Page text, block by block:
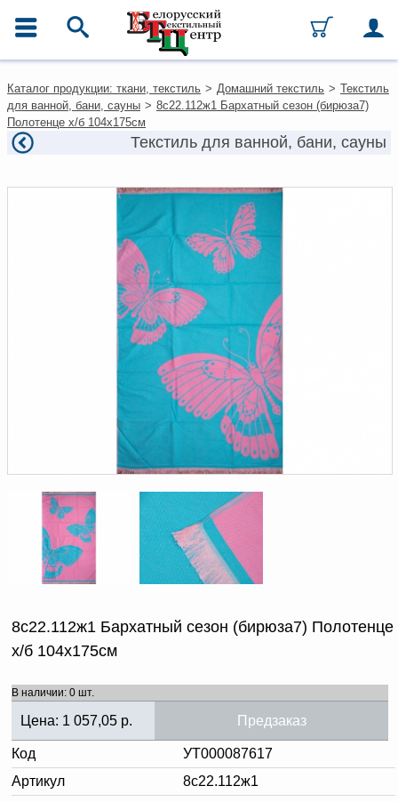
Каталог
Ткани
Домашний текстиль
Одежда
Текстиль для ресторанов и
Текстильная галантерея и
Условия работы
Оплата и доставка
Как оформить заказ
получение груза
Документы по работе с
персональными данными
Письмо руководителю
Вопросы и ответы
Новости | Статьи
Каталог продукции: ткани, текстиль > Домашний текстиль > Текстиль
для ванной, бани, сауны > 8с22.112ж1 Бархатный сезон (бирюза7)
Полотенце х/б 104х175см
Текстиль для ванной, бани, сауны
8с22.112ж1 Бархатный сезон (бирюза7) Полотенце
х/б 104х175см
В наличии: 0 шт.
Цена: 1 057,05 р. Предзаказ
Код
УТ000087617
Артикул
8с22.112ж1